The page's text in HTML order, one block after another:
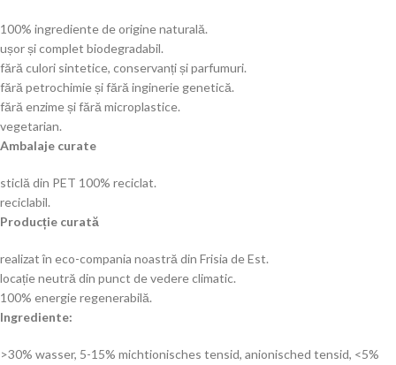
100% ingrediente de origine naturală.
ușor și complet biodegradabil.
fără culori sintetice, conservanți și parfumuri.
fără petrochimie și fără inginerie genetică.
fără enzime și fără microplastice.
vegetarian.
Ambalaje curate
sticlă din PET 100% reciclat.
reciclabil.
Producție curată
realizat în eco-compania noastră din Frisia de Est.
locație neutră din punct de vedere climatic.
100% energie regenerabilă.
Ingrediente:
>30% wasser, 5-15% michtionisches tensid, anionisched tensid, <5%